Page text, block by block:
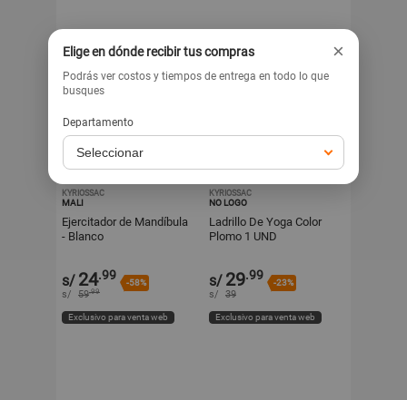
KYRIOSSAC
MALI
Ejercitador de Mandíbula
- Blanco
s/ 24.99
-58%
s/ 59.99
Exclusivo para venta web
KYRIOSSAC
NO LOGO
Ladrillo De Yoga Color
Plomo 1 UND
s/ 29.99
-23%
s/ 39
Exclusivo para venta web
Elige en dónde recibir tus compras ×
Podrás ver costos y tiempos de entrega en todo lo que
busques
Departamento